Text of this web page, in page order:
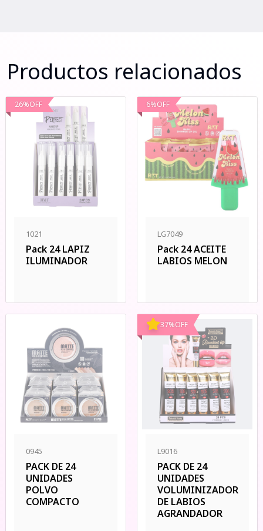
Productos relacionados
26%OFF
1021
Pack 24 LAPIZ
ILUMINADOR
6%OFF
LG7049
Pack 24 ACEITE
LABIOS MELON
0945
PACK DE 24
UNIDADES
POLVO
COMPACTO
37%OFF
L9016
PACK DE 24
UNIDADES
VOLUMINIZADOR
DE LABIOS
AGRANDADOR